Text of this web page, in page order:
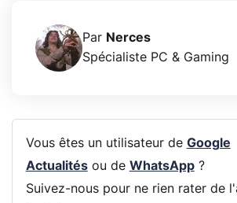
Par Nerces
Spécialiste PC & Gaming
Vous êtes un utilisateur de Google
Actualitésou de WhatsApp?
Suivez-nous pour ne rien rater de